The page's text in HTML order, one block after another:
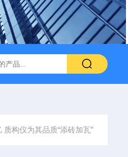
iDeal TA物性测试仪 化工
构仪为其品质“添砖加瓦”